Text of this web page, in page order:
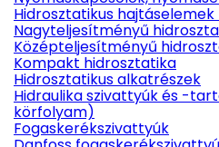
Hidrosztatikus
Nagyteljesítményű
Középteljesítményű
Kompakt hidrosztatika
Hidrosztatikus alkatrészek
Hidraulika szivattyúk és -
körfolyam)
Fogaskerékszivattyúk